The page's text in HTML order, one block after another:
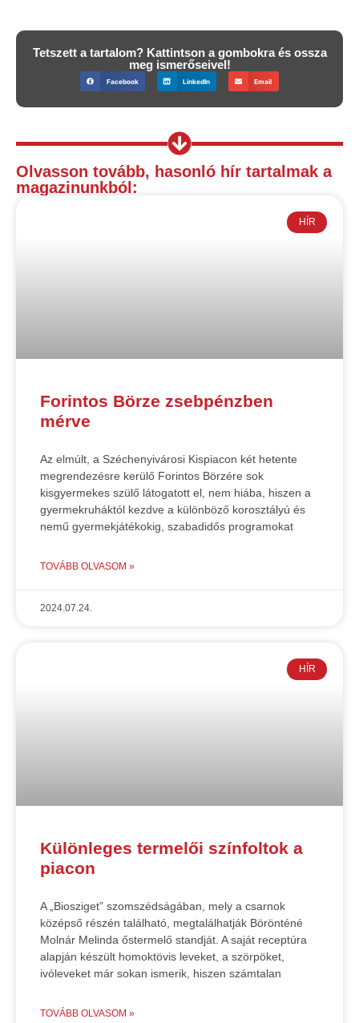
Tetszett a tartalom? Kattintson a gombokra és ossza
meg ismerőseivel!
Facebook LinkedIn Email
Olvasson tovább, hasonló hír tartalmak a
magazinunkból:
HÍR
Forintos Börze zsebpénzben
mérve
Az elmúlt, a Széchenyivárosi Kispiacon két hetente
megrendezésre kerülő Forintos Börzére sok
kisgyermekes szülő látogatott el, nem hiába, hiszen a
gyermekruháktól kezdve a különböző korosztályú és
nemű gyermekjátékokig, szabadidős programokat
TOVÁBB OLVASOM »
2024.07.24.
HÍR
Különleges termelői színfoltok a
piacon
A „Biosziget” szomszédságában, mely a csarnok
középső részén található, megtalálhatják Börönténé
Molnár Melinda őstermelő standját. A saját receptúra
alapján készült homoktövis leveket, a szörpöket,
ivóleveket már sokan ismerik, hiszen számtalan
TOVÁBB OLVASOM »